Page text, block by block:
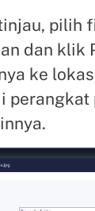
pilih
dan klik
ke
perangkat